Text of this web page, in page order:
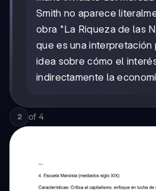
Smith no aparece
obra "La Riqueza de las
que es una interpretación
idea sobre cómo el
indirectamente la
2 of 4